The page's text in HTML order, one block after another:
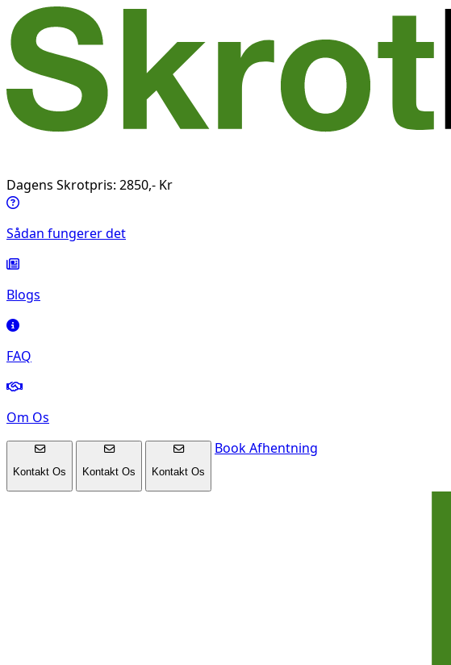
Dagens Skrotpris: 2850,- Kr
Sådan fungerer det
Blogs
FAQ
Om Os
Kontakt Os Kontakt Os Kontakt Os
Book Afhentning